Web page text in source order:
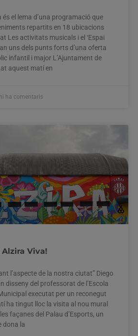
és el lema d’una programació que
repartits en 18 ubicacions
Les activitats musicals i el ‘Espai
uns dels punts forts d’una oferta
infantil i major L’Ajuntament de
aquest matí en
ha comentaris
Alzira Viva!
l’aspecte de la nostra ciutat” Diego
disseny del professorat de l’Escola
executat per un reconegut
ha tingut lloc la visita al nou mural
façanes del Palau d’Esports, un
dona la